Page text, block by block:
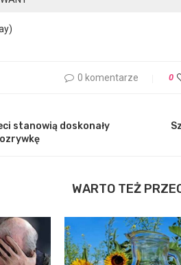
0 komentarze 0
stanowią doskonały
WARTO TEŻ